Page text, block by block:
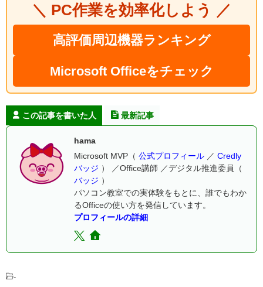
＼ PC作業を効率化しよう ／
高評価周辺機器ランキング
Microsoft Officeをチェック
この記事を書いた人 最新記事
hama
Microsoft MVP（ 公式プロフィール ／ Credly
バッジ ） ／Office講師 ／デジタル推進委員（
バッジ ）
パソコン教室での実体験をもとに、誰でもわか
るOfficeの使い方を発信しています。
プロフィールの詳細
-